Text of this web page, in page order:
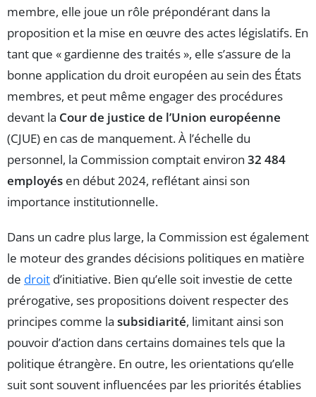
membre, elle joue un rôle prépondérant dans la
proposition et la mise en œuvre des actes législatifs. En
tant que « gardienne des traités », elle s’assure de la
bonne application du droit européen au sein des États
membres, et peut même engager des procédures
devant la Cour de justice de l’Union européenne
(CJUE) en cas de manquement. À l’échelle du
personnel, la Commission comptait environ 32 484
employés en début 2024, reflétant ainsi son
importance institutionnelle.
Dans un cadre plus large, la Commission est également
le moteur des grandes décisions politiques en matière
de droit d’initiative. Bien qu’elle soit investie de cette
prérogative, ses propositions doivent respecter des
principes comme la subsidiarité, limitant ainsi son
pouvoir d’action dans certains domaines tels que la
politique étrangère. En outre, les orientations qu’elle
suit sont souvent influencées par les priorités établies